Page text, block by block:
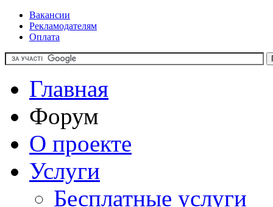
Вакансии
Рекламодателям
Оплата
Главная
Форум
О проекте
Услуги
Бесплатные услуги